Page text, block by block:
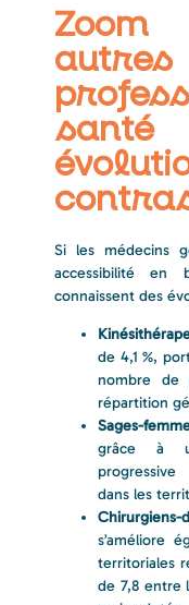
autres
Si les médecins
accessibilité en
connaissent des
de 4,1 %,
nombre de
répartition
Sages-
grâce à
dans les
s’améliore
territoriales
de 7,8 entre